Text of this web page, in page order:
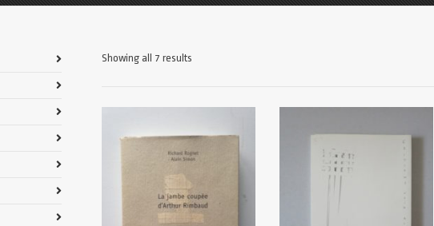
Showing all 7 results